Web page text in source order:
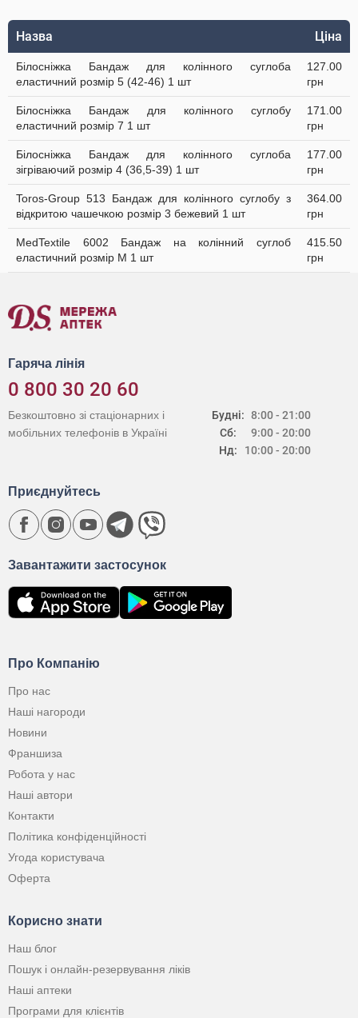
Назва Ціна
Білосніжка Бандаж для колінного суглоба
еластичний розмір 5 (42-46) 1 шт
127.00
грн
Білосніжка Бандаж для колінного суглобу
еластичний розмір 7 1 шт
171.00
грн
Білосніжка Бандаж для колінного суглоба
зігріваючий розмір 4 (36,5-39) 1 шт
177.00
грн
Toros-Group 513 Бандаж для колінного суглобу з
відкритою чашечкою розмір 3 бежевий 1 шт
364.00
грн
MedTextile 6002 Бандаж на колінний суглоб
еластичний розмір M 1 шт
415.50
грн
Гаряча лінія
0 800 30 20 60
Будні:
Сб:
Нд:
8:00 - 21:00
9:00 - 20:00
10:00 - 20:00
Безкоштовно зі стаціонарних і
мобільних телефонів в Україні
Про Компанію
Про нас
Наші нагороди
Новини
Франшиза
Робота у нас
Наші автори
Контакти
Політика конфіденційності
Угода користувача
Оферта
Корисно знати
Наш блог
Пошук і онлайн-резервування ліків
Наші аптеки
Програми для клієнтів
Завантажити застосунок
Приєднуйтесь